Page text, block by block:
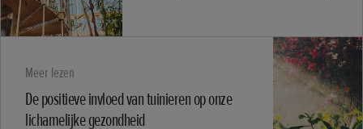
Meer lezen
De positieve invloed van tuinieren op onze
lichamelijke gezondheid